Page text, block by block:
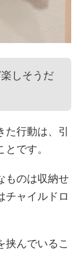
しそうだ
行動は、引
です。
ものは収納せ
チャイルドロ
挟んでいるこ